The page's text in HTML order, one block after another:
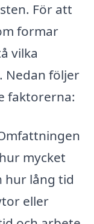
För att
formar
vilka
Nedan följer
faktorerna:
mycket
hur lång tid
eller